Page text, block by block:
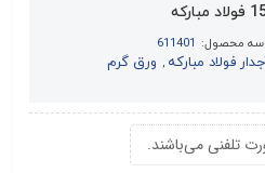
محصول: 611401
فولاد مبارکه , ورق گرم
تلفنی می‌باشند.